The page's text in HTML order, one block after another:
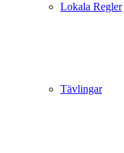
Lokala Regler
Tävlingar